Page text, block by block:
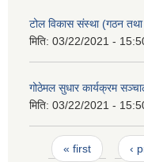
टोल विकास संस्था (गठन तथा
मिति: 03/22/2021 -
गोठेमल सुधार कार्यक्रम
मिति: 03/22/2021 -
Pages
« first ‹